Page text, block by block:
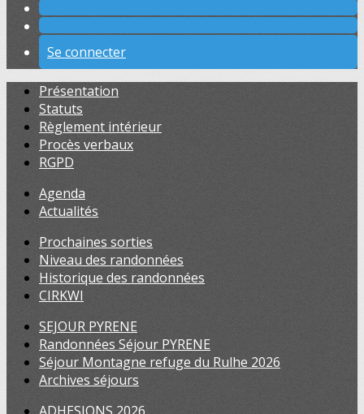
Se connecter
Présentation
Statuts
Règlement intérieur
Procès verbaux
RGPD
Agenda
Actualités
Prochaines sorties
Niveau des randonnées
Historique des randonnées
CIRKWI
SEJOUR PYRENE
Randonnées Séjour PYRENE
Séjour Montagne refuge du Rulhe 2026
Archives séjours